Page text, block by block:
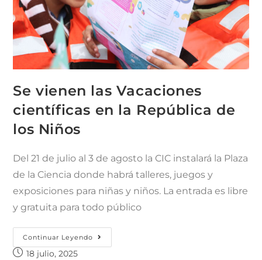
Se vienen las Vacaciones
científicas en la República de
los Niños
Del 21 de julio al 3 de agosto la CIC instalará la Plaza
de la Ciencia donde habrá talleres, juegos y
exposiciones para niñas y niños. La entrada es libre
y gratuita para todo público
Continuar Leyendo
18 julio, 2025